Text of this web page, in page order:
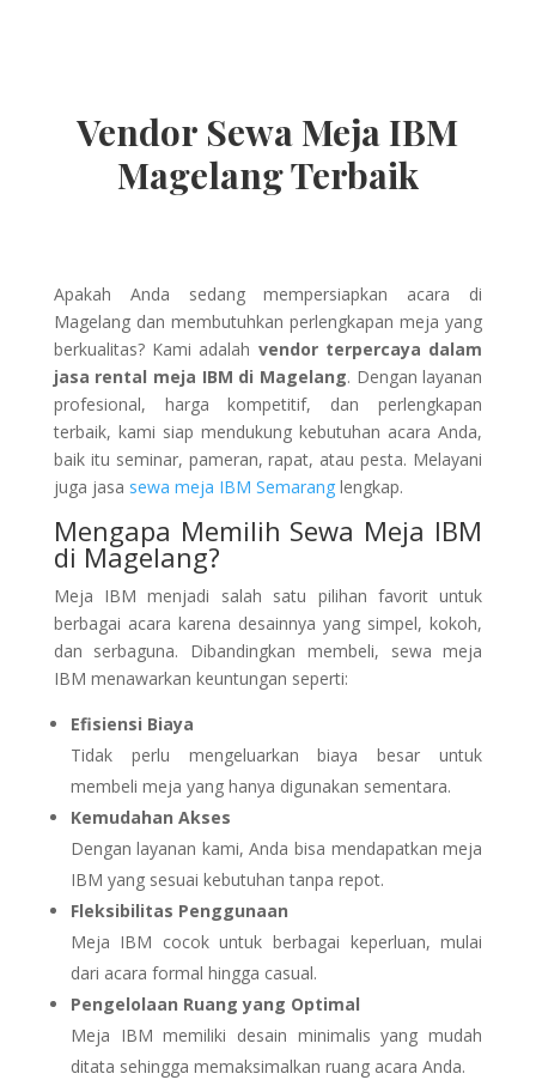
Vendor Sewa Meja IBM
Magelang Terbaik
Apakah Anda sedang mempersiapkan acara di
Magelang dan membutuhkan perlengkapan meja yang
berkualitas? Kami adalah vendor terpercaya dalam
jasa rental meja IBM di Magelang. Dengan layanan
profesional, harga kompetitif, dan perlengkapan
terbaik, kami siap mendukung kebutuhan acara Anda,
baik itu seminar, pameran, rapat, atau pesta. Melayani
juga jasa sewa meja IBM Semaranglengkap.
Mengapa Memilih Sewa Meja IBM
di Magelang?
Meja IBM menjadi salah satu pilihan favorit untuk
berbagai acara karena desainnya yang simpel, kokoh,
dan serbaguna. Dibandingkan membeli, sewa meja
IBM menawarkan keuntungan seperti:
Efisiensi Biaya
Tidak perlu mengeluarkan biaya besar untuk
membeli meja yang hanya digunakan sementara.
Kemudahan Akses
Dengan layanan kami, Anda bisa mendapatkan meja
IBM yang sesuai kebutuhan tanpa repot.
Fleksibilitas Penggunaan
Meja IBM cocok untuk berbagai keperluan, mulai
dari acara formal hingga casual.
Pengelolaan Ruang yang Optimal
Meja IBM memiliki desain minimalis yang mudah
ditata sehingga memaksimalkan ruang acara Anda.